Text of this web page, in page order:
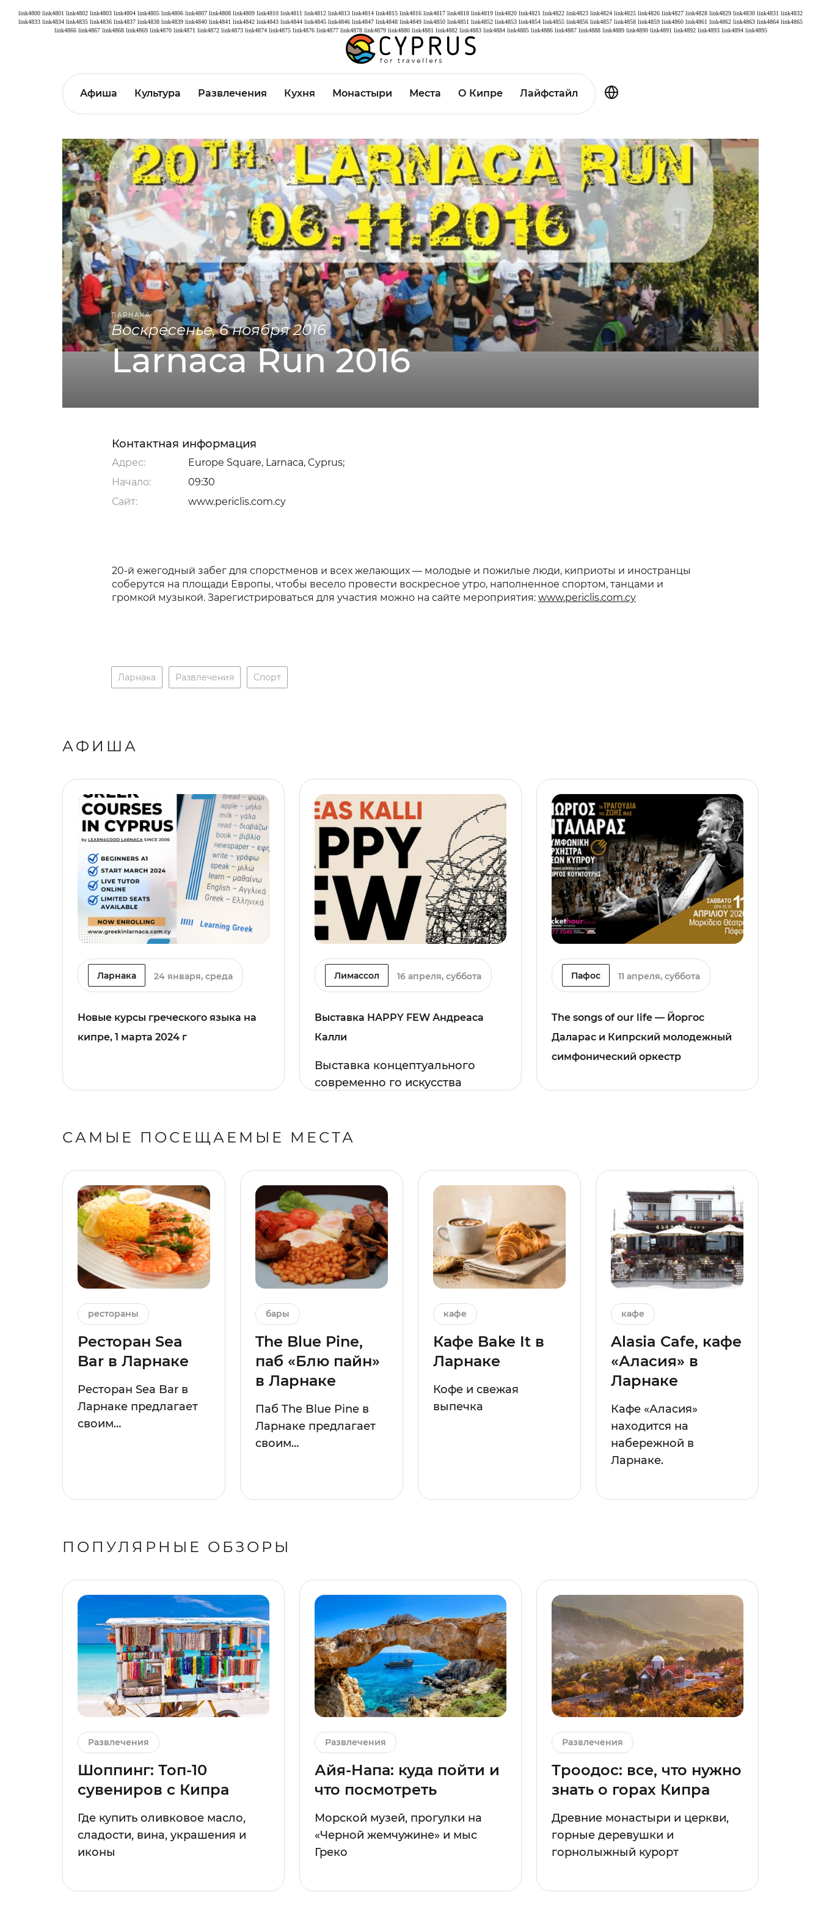
link4800 link4801 link4802 link4803 link4804 link4805 link4806 link4807 link4808 link4809 link4810 link4811 link4812 link4813 link4814 link4815 link4816 link4817 link4818 link4819 link4820 link4821 link4822 link4823 link4824 link4825 link4826 link4827 link4828 link4829 link4830 link4831 link4832
link4833 link4834 link4835 link4836 link4837 link4838 link4839 link4840 link4841 link4842 link4843 link4844 link4845 link4846 link4847 link4848 link4849 link4850 link4851 link4852 link4853 link4854 link4855 link4856 link4857 link4858 link4859 link4860 link4861 link4862 link4863 link4864 link4865
link4866 link4867 link4868 link4869 link4870 link4871 link4872 link4873 link4874 link4875 link4876 link4877 link4878 link4879 link4880 link4881 link4882 link4883 link4884 link4885 link4886 link4887 link4888 link4889 link4890 link4891 link4892 link4893 link4894 link4895
Афиша Культура Развлечения Кухня Монастыри Места О Кипре Лайфстайл
ЛАРНАКА
воскресенье, 6 ноября 2016
Larnaca Run 2016
Контактная информация
Адрес:
Europe Square, Larnaca, Cyprus;
Начало:
09:30
Сайт:
www.periclis.com.cy
20-й ежегодный забег для спорстменов и всех желающих — молодые и пожилые люди, киприоты и иностранцы
соберутся на площади Европы, чтобы весело провести воскресное утро, наполненное спортом, танцами и
громкой музыкой. Зарегистрироваться для участия можно на сайте мероприятия: www.periclis.com.cy
Ларнака Развлечения Спорт
АФИША
Ларнака 24 января, среда
Новые курсы греческого языка на
кипре, 1 марта 2024 г
Лимассол 16 апреля, суббота
Выставка HAPPY FEW Андреаса
Калли
Выставка концептуального
современно го искусства
Пафос 11 апреля, суббота
The songs of our life — Йоргос
Даларас и Кипрский молодежный
симфонический оркестр
САМЫЕ ПОСЕЩАЕМЫЕ МЕСТА
рестораны
Ресторан Sea
Bar в Ларнаке
Ресторан Sea Bar в
Ларнаке предлагает
своим…
бары
The Blue Pine,
паб «Блю пайн»
в Ларнаке
Паб The Blue Pine в
Ларнаке предлагает
своим…
кафе
Кафе Bake It в
Ларнаке
Кофе и свежая
выпечка
кафе
Alasia Cafe, кафе
«Аласия» в
Ларнаке
Кафе «Аласия»
находится на
набережной в
Ларнаке.
ПОПУЛЯРНЫЕ ОБЗОРЫ
Развлечения
Шоппинг: Топ-10
сувениров с Кипра
Где купить оливковое масло,
сладости, вина, украшения и
иконы
Развлечения
Айя-Напа: куда пойти и
что посмотреть
Морской музей, прогулки на
«Черной жемчужине» и мыс
Греко
Развлечения
Троодос: все, что нужно
знать о горах Кипра
Древние монастыри и церкви,
горные деревушки и
горнолыжный курорт